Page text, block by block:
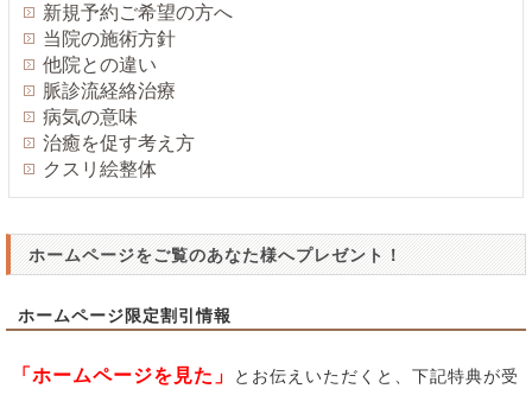
新規予約ご希望の方へ
当院の施術方針
他院との違い
脈診流経絡治療
病気の意味
治癒を促す考え方
クスリ絵整体
ホームページをご覧のあなた様へプレゼント！
ホームページ限定割引情報
「ホームページを見た」 とお伝えいただくと、下記特典が受